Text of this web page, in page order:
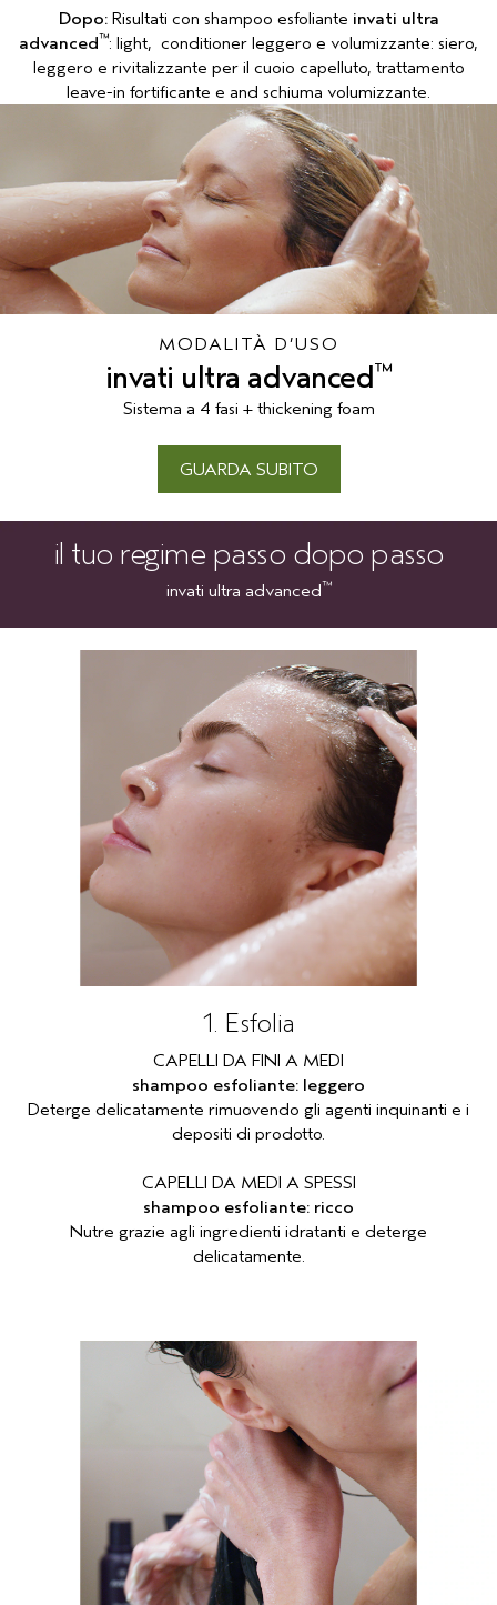
Dopo: Risultati con shampoo esfoliante invati ultra
advanced™: light, conditioner leggero e volumizzante: siero,
leggero e rivitalizzante per il cuoio capelluto, trattamento
leave-in fortificante e and schiuma volumizzante
MODALITÀ D’USO
invati ultra advanced™
Sistema a 4 fasi + thickening foam
GUARDA SUBITO
il tuo regime passo dopo passo
invati ultra advanced™
1. Esfolia
CAPELLI DA FINI A MEDI
shampoo esfoliante: leggero
Deterge delicatamente rimuovendo gli agenti inquinanti e i
depositi di prodotto.
CAPELLI DA MEDI A SPESSI
shampoo esfoliante: ricco
Nutre grazie agli ingredienti idratanti e deterge
delicatamente.